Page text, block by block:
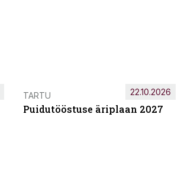
TARTU
Puidutööstuse äriplaan 2027
22.10.2026